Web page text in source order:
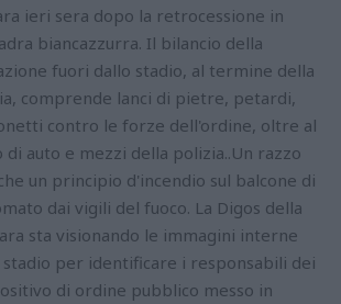
ieri sera dopo la retrocessione in
biancazzurra. Il bilancio della
fuori dallo stadio, al termine della
comprende lanci di pietre, petardi,
contro le forze dell'ordine, oltre al
auto e mezzi della polizia..Un razzo
un principio d'incendio sul balcone di
dai vigili del fuoco. La Digos della
sta visionando le immagini interne
per identificare i responsabili dei
di ordine pubblico messo in